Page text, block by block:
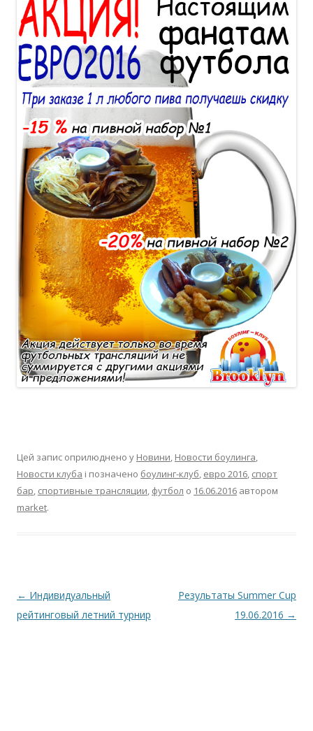
Цей запис оприлюднено у Новини Новости боулинга
Новости клуба і позначено боулинг-клуб евро 2016 спорт
бар спортивные трансляции футбол о 16.06.2016 автором
market.
Навігація по запису
← Индивидуальный
рейтинговый летний турнир
Результаты Summer Cup
19.06.2016 →